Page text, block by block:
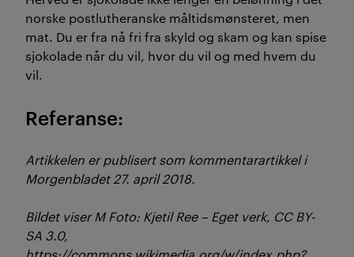
norske postlutheranske måltidsmønsteret, men
mat. Du er fra nå fri fra skyld og skam og kan spise
sjokolade når du vil, hvor du vil og med hvem du
vil.
Referanse:
Artikkelen er publisert som kommentarartikkel i
Morgenbladet 27. april 2018.
Bildet viser M Foto: Kjetil Ree – Eget verk, CC BY-
SA 3.0,